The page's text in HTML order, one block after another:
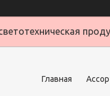
Главная